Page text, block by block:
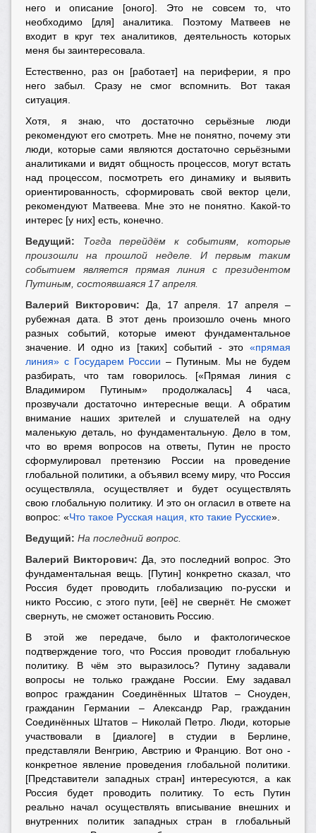
него и описание [оного]. Это не совсем то, что
необходимо [для] аналитика. Поэтому Матвеев не
входит в круг тех аналитиков, деятельность которых
меня бы заинтересовала.
Естественно, раз он [работает] на периферии, я про
него забыл. Сразу не смог вспомнить. Вот такая
ситуация.
Хотя, я знаю, что достаточно серьёзные люди
рекомендуют его смотреть. Мне не понятно, почему эти
люди, которые сами являются достаточно серьёзными
аналитиками и видят общность процессов, могут встать
над процессом, посмотреть его динамику и выявить
ориентированность, сформировать свой вектор цели,
рекомендуют Матвеева. Мне это не понятно. Какой-то
интерес [у них] есть, конечно.
Ведущий: Тогда перейдём к событиям, которые
произошли на прошлой неделе. И первым таким
событием является прямая линия с президентом
Путиным, состоявшаяся 17 апреля.
Валерий Викторович: Да, 17 апреля. 17 апреля –
рубежная дата. В этот день произошло очень много
разных событий, которые имеют фундаментальное
значение. И одно из [таких] событий - это «прямая
линия» с Государем России – Путиным. Мы не будем
разбирать, что там говорилось. [«Прямая линия с
Владимиром Путиным» продолжалась] 4 часа,
прозвучали достаточно интересные вещи. А обратим
внимание наших зрителей и слушателей на одну
маленькую деталь, но фундаментальную. Дело в том,
что во время вопросов на ответы, Путин не просто
сформулировал претензию России на проведение
глобальной политики, а объявил всему миру, что Россия
осуществляла, осуществляет и будет осуществлять
свою глобальную политику. И это он огласил в ответе на
вопрос: «Что такое Русская нация, кто такие Русские».
Ведущий: На последний вопрос.
Валерий Викторович: Да, это последний вопрос. Это
фундаментальная вещь. [Путин] конкретно сказал, что
Россия будет проводить глобализацию по-русски и
никто Россию, с этого пути, [её] не свернёт. Не сможет
свернуть, не сможет остановить Россию.
В этой же передаче, было и фактологическое
подтверждение того, что Россия проводит глобальную
политику. В чём это выразилось? Путину задавали
вопросы не только граждане России. Ему задавал
вопрос гражданин Соединённых Штатов – Сноуден,
гражданин Германии – Александр Рар, гражданин
Соединённых Штатов – Николай Петро. Люди, которые
участвовали в [диалоге] в студии в Берлине,
представляли Венгрию, Австрию и Францию. Вот оно -
конкретное явление проведения глобальной политики.
[Представители западных стран] интересуются, а как
Россия будет проводить политику. То есть Путин
реально начал осуществлять вписывание внешних и
внутренних политик западных стран в глобальный